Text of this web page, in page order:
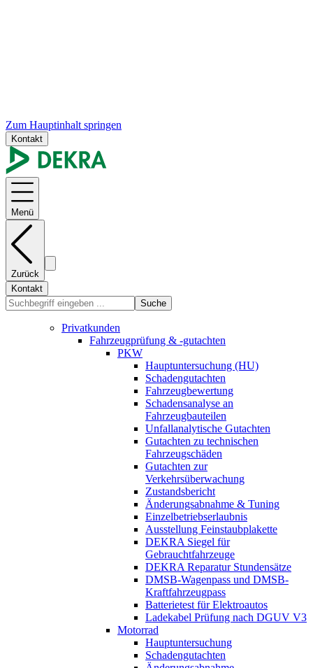
Zum Hauptinhalt springen
Kontakt
Menü
Zurück
Kontakt
Suche
Privatkunden
Fahrzeugprüfung & -gutachten
PKW
Hauptuntersuchung (HU)
Schadengutachten
Fahrzeugbewertung
Schadensanalyse an
Fahrzeugbauteilen
Unfallanalytische Gutachten
Gutachten zu technischen
Fahrzeugschäden
Gutachten zur
Verkehrsüberwachung
Zustandsbericht
Änderungsabnahme & Tuning
Einzelbetriebserlaubnis
Ausstellung Feinstaubplakette
DEKRA Siegel für
Gebrauchtfahrzeuge
DEKRA Reparatur Stundensätze
DMSB-Wagenpass und DMSB-
Kraftfahrzeugpass
Batterietest für Elektroautos
Ladekabel Prüfung nach DGUV V3
Motorrad
Hauptuntersuchung
Schadengutachten